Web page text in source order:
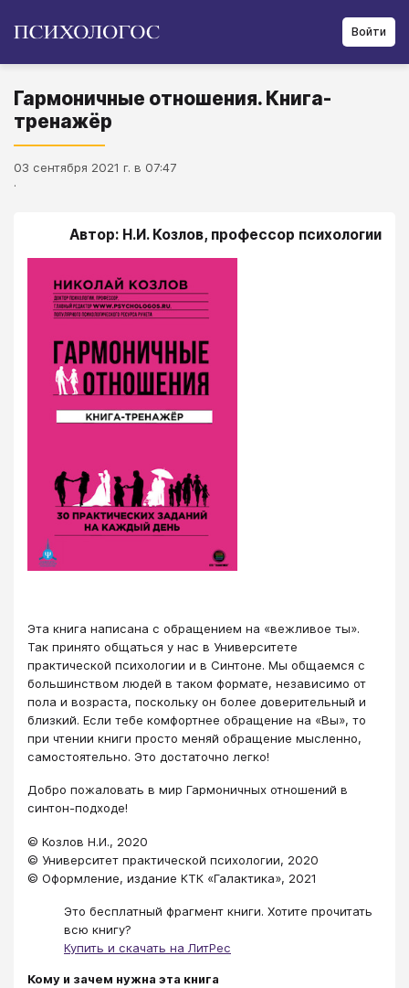
Войти
Гармоничные отношения. Книга-
тренажёр
03 сентября 2021 г. в 07:47
.
Автор: Н.И. Козлов, профессор психологии
Эта книга написана с обращением на «вежливое ты».
Так принято общаться у нас в Университете
практической психологии и в Синтоне. Мы общаемся с
большинством людей в таком формате, независимо от
пола и возраста, поскольку он более доверительный и
близкий. Если тебе комфортнее обращение на «Вы», то
при чтении книги просто меняй обращение мысленно,
самостоятельно. Это достаточно легко!
Добро пожаловать в мир Гармоничных отношений в
синтон-подходе!
© Козлов Н.И., 2020
© Университет практической психологии, 2020
​© Оформление, издание КТК «Галактика», 2021
Это бесплатный фрагмент книги. Хотите прочитать
всю книгу?
Купить и скачать на ЛитРес
Кому и зачем нужна эта книга